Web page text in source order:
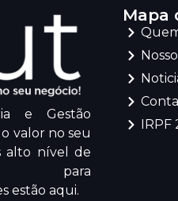
e Gestão
valor no seu
alto nível de
para
estão aqui.
Mapa
IRPF